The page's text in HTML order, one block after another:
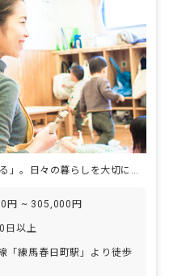
「生活の延長に行事がある」。日々の暮らしを大切にしながら、子どもと向き合う認可保育園です。
円 ~ 305,000円
日以上
「練馬春日町駅」より徒歩